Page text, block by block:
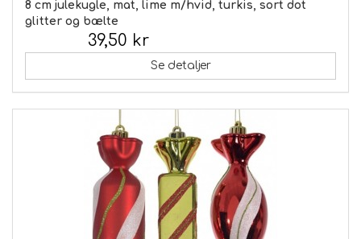
8 cm julekugle, mat, lime m/hvid, turkis, sort dot
glitter og bælte
39,50 kr
Se detaljer